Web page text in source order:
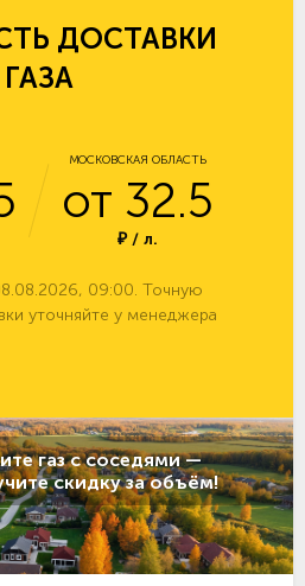
ДОСТАВКИ
ГАЗА
МОСКОВСКАЯ ОБЛАСТЬ
от 32.5
₽ / л.
09:00. Точную
уточняйте у менеджера
газ с соседями —
скидку за объём!